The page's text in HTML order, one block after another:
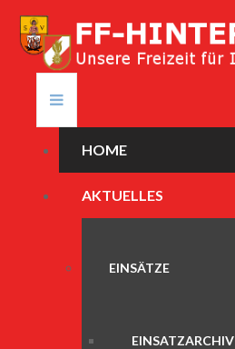
HOME
AKTUELLES
EINSÄTZE
EINSATZARCHIV